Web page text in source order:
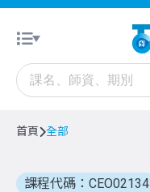
首頁 全部
課程代碼：CEO02134